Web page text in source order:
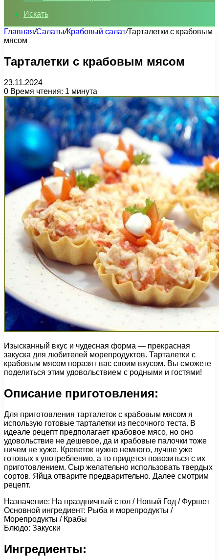
Искать
Главная/Салаты/Крабовый салат/Тарталетки с крабовым
мясом
Тарталетки с крабовым мясом
23.11.2024
0 Время чтения: 1 минута
Изысканный вкус и чудесная форма — прекрасная
закуска для любителей морепродуктов. Тарталетки с
крабовым мясом поразят вас своим вкусом. Вы сможете
поделиться этим удовольствием с родными и гостями!
Описание приготовления:
Для приготовления тарталеток с крабовым мясом я
использую готовые тарталетки из песочного теста. В
идеале рецепт предполагает крабовое мясо, но оно
удовольствие не дешевое, да и крабовые палочки тоже
ничем не хуже. Креветок нужно немного, лучше уже
готовых к употреблению, а то придется повозиться с их
приготовлением. Сыр желательно использовать твердых
сортов. Яйца отварите предварительно. Далее смотрим
рецепт.
Назначение: На праздничный стол / Новый Год / Фуршет
Основной ингредиент: Рыба и морепродукты /
Морепродукты / Крабы
Блюдо: Закуски
Ингредиенты: